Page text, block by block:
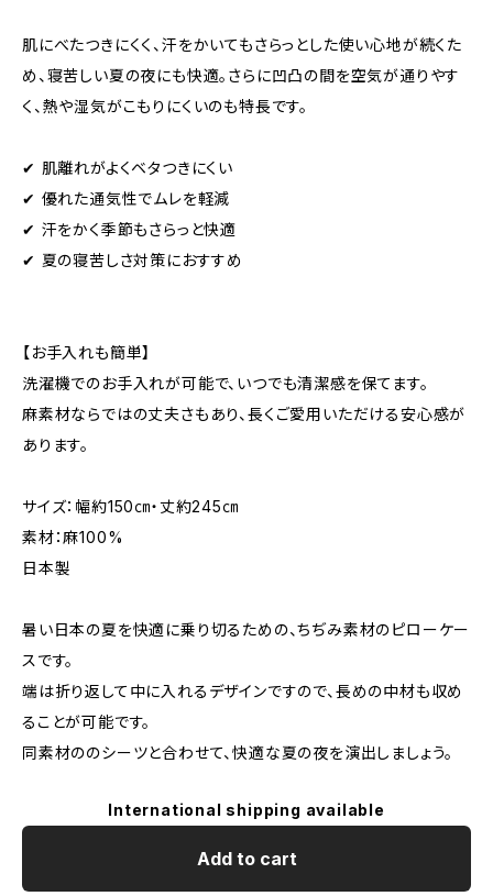
肌にべたつきにくく、汗をかいてもさらっとした使い心地が続くた
め、寝苦しい夏の夜にも快適。さらに凹凸の間を空気が通りやす
く、熱や湿気がこもりにくいのも特長です。
✔ 肌離れがよくベタつきにくい
✔ 優れた通気性でムレを軽減
✔ 汗をかく季節もさらっと快適
✔ 夏の寝苦しさ対策におすすめ
【お手入れも簡単】
洗濯機でのお手入れが可能で、いつでも清潔感を保てます。
麻素材ならではの丈夫さもあり、長くご愛用いただける安心感が
あります。
サイズ：幅約150㎝・丈約245㎝
素材：麻100%
日本製
暑い日本の夏を快適に乗り切るための、ちぢみ素材のピローケー
スです。
端は折り返して中に入れるデザインですので、長めの中材も収め
ることが可能です。
同素材ののシーツと合わせて、快適な夏の夜を演出しましょう。
International shipping available
Add to cart